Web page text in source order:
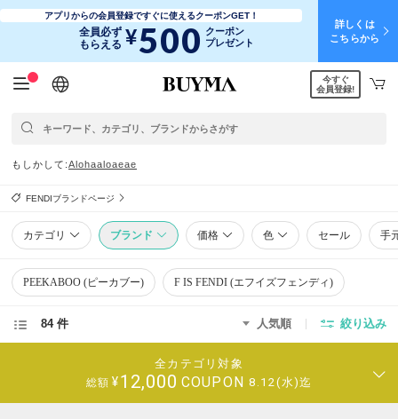
アプリからの会員登録ですぐに使えるクーポンGET！
全員必ず
もらえる ¥500 クーポン
プレゼント
詳しくは
こちらから
日本語
English
简体中文
繁體中文
今すぐ
会員登録!
もしかして Alohaaloaeae
FENDIブランドページ
カテゴリ ブランド 価格 色 セール 手
PEEKABOO (ピーカブー) F IS FENDI (エフイズフェンディ)
84 件 人気順 絞り込み
全カテゴリ対象
総額 ¥12,000 COUPON 8.12(水)迄